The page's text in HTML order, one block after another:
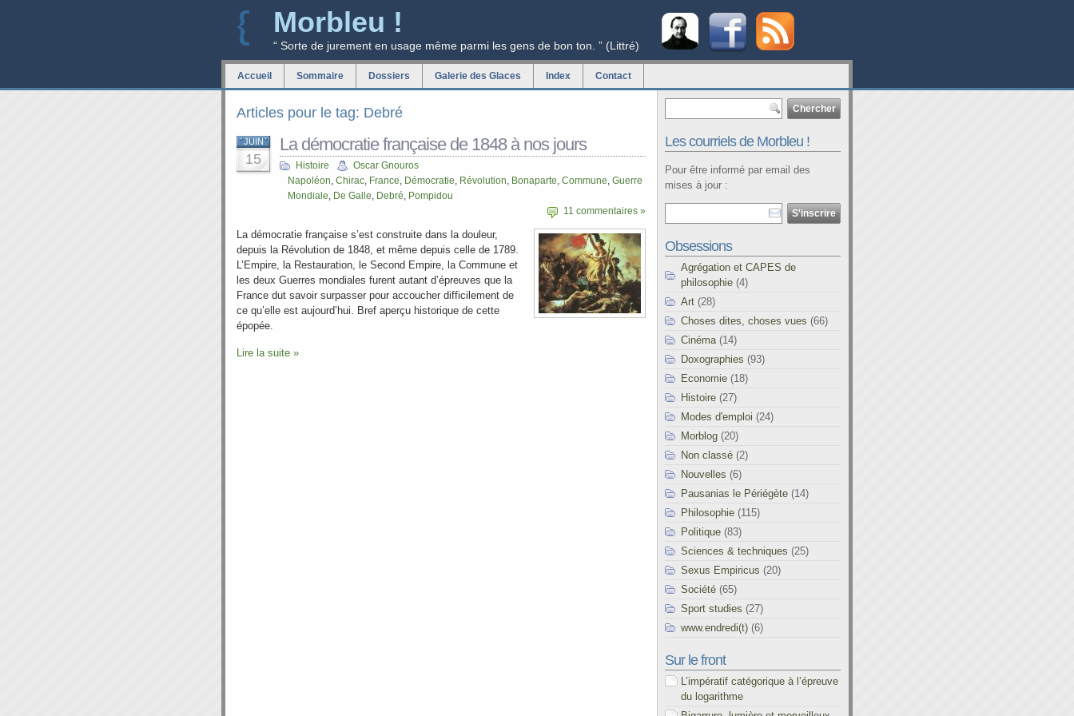
Morbleu !
“ Sorte de jurement en usage même parmi les gens de bon ton. ” (Littré)
Accueil Sommaire Dossiers Galerie des Glaces Index Contact
Articles pour le tag: Debré
JUIN
15
La démocratie française de 1848 à nos jours
Histoire
Oscar Gnouros
Napoléon, Chirac, France, Démocratie, Révolution, Bonaparte, Commune, Guerre
Mondiale, De Galle, Debré, Pompidou
11 commentaires »
La démocratie française s’est construite dans la douleur,
depuis la Révolution de 1848, et même depuis celle de 1789.
L’Empire, la Restauration, le Second Empire, la Commune et
les deux Guerres mondiales furent autant d’épreuves que la
France dut savoir surpasser pour accoucher difficilement de
ce qu’elle est aujourd’hui. Bref aperçu historique de cette
épopée.
Lire la suite »
Les courriels de Morbleu !
Pour être informé par email des
mises à jour :
Obsessions
Agrégation et CAPES de
philosophie (4)
Art (28)
Choses dites, choses vues (66)
Cinéma (14)
Doxographies (93)
Economie (18)
Histoire (27)
Modes d'emploi (24)
Morblog (20)
Non classé (2)
Nouvelles (6)
Pausanias le Périégète (14)
Philosophie (115)
Politique (83)
Sciences & techniques (25)
Sexus Empiricus (20)
Société (65)
Sport studies (27)
www.endredi(t) (6)
Sur le front
L’impératif catégorique à l’épreuve
du logarithme